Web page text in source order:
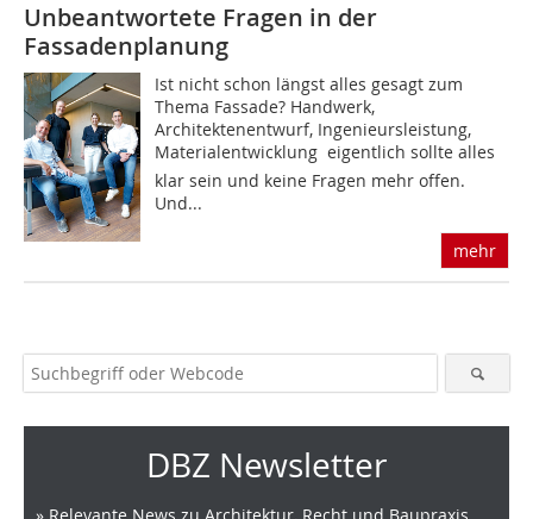
Unbeantwortete Fragen in der
Fassadenplanung
Ist nicht schon längst alles gesagt zum
Thema Fassade? Handwerk,
Architektenentwurf, Ingenieursleistung,
Materialentwicklung  eigentlich sollte alles
klar sein und keine Fragen mehr offen.
Und...
mehr
DBZ Newsletter